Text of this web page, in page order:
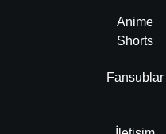
Anime
Shorts
Fansublar